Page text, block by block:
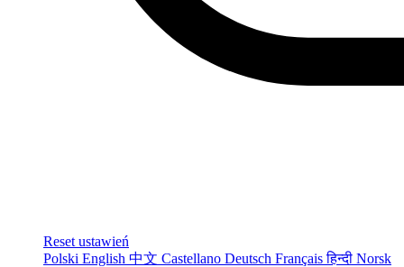
Reset ustawień
Polski English 中文 Castellano Deutsch Françaisहिन्दी Norsk